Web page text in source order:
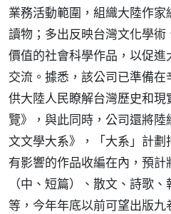
業務活動範圍，組織大陸作
讀物；多出反映台灣文化學
價值的社會科學作品，以促
交流。據悉，該公司已準備
供大陸人民瞭解台灣歷史和
覽》，與此同時，公司還將
文文學大系》，「大系」計
有影響的作品收編在內，預
（中、短篇）、散文、詩歌
等，今年年底以前可望出版九